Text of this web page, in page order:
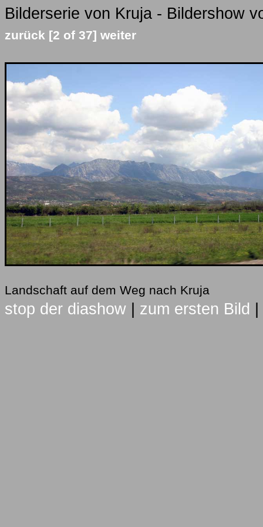
Bilderserie von Kruja - Bildershow
zurück [2 of 37] weiter
Landschaft auf dem Weg nach Kruja
stop der diashow zum ersten Bild